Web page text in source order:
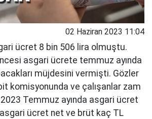
02 Haziran 2023 11:04
ücret 8 bin 506 lira olmuştu.
asgari ücrete temmuz ayında
müjdesini vermişti. Gözler
komisyonunda ve çalışanlar zam
Temmuz ayında asgari ücret
ücret net ve brüt kaç TL